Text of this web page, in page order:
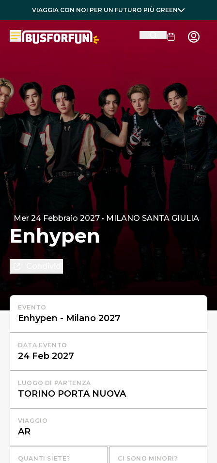
VIAGGIA CON NOI PER UN FUTURO PIÙ GREEN
Mer 24 Febbraio 2027 • MILANO SANTA GIULIA
Enhypen
EVENTO
DATA EVENTO
LUOGO DI PARTENZA
VIAGGIO
QUANTI SIETE?
CI SONO MINORI?